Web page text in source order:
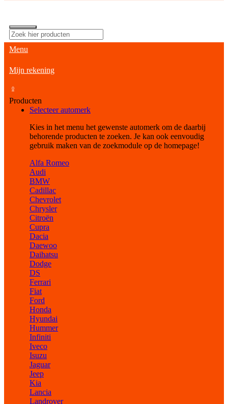
Menu
Mijn rekening
0
Producten
Selecteer automerk
Kies in het menu het gewenste automerk om de daarbij
behorende producten te zoeken. Je kan ook eenvoudig
gebruik maken van de zoekmodule op de homepage!
Alfa Romeo
Audi
BMW
Cadillac
Chevrolet
Chrysler
Citroën
Cupra
Dacia
Daewoo
Daihatsu
Dodge
DS
Ferrari
Fiat
Ford
Honda
Hyundai
Hummer
Infiniti
Iveco
Isuzu
Jaguar
Jeep
Kia
Lancia
Landrover